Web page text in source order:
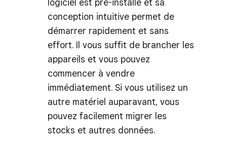
logiciel est pré-installé et sa
conception intuitive permet de
démarrer rapidement et sans
effort. Il vous suffit de brancher les
appareils et vous pouvez
commencer à vendre
immédiatement. Si vous utilisez un
autre matériel auparavant, vous
pouvez facilement migrer les
stocks et autres données.